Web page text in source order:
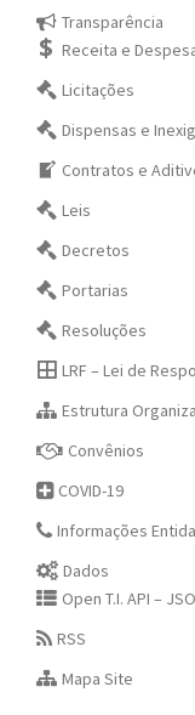
Transparência
Receita e
Licitações
Dispensas e
Contratos e
Leis
Decretos
Portarias
Resoluções
LRF – Lei de
Estrutura
Convênios
COVID-19
Informações
Dados
Open T.I. API –
RSS
Mapa Site